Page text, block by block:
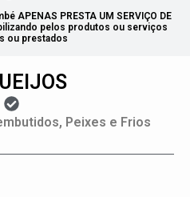
APENAS PRESTA UM SERVIÇO DE
pelos produtos ou serviços
ou prestados
Peixes e Frios